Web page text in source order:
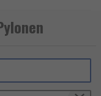
rot oder